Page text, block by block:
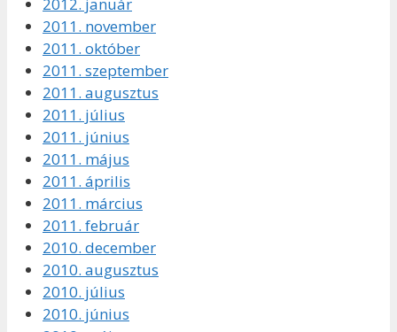
2012. január
2011. november
2011. október
2011. szeptember
2011. augusztus
2011. július
2011. június
2011. május
2011. április
2011. március
2011. február
2010. december
2010. augusztus
2010. július
2010. június